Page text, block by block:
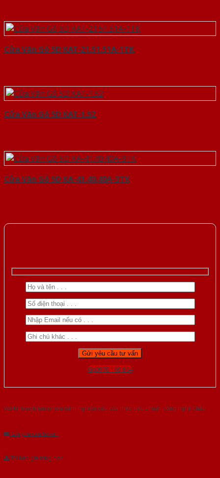
Cửa Vân Gỗ 5D KAT-21.51.51A-1TK
Cửa Vân Gỗ 5D KAT-1.52
Cửa Vân Gỗ 5D KA-41.40.40A-3TK
Gọi 0976.169.864
Với kinh nghiệm nhiêu năm nghiên cứu cửa theo tiêu chuẩn công nghệ Châu
Gửi yêu cầu tư vấn
Tải báo giá tổng hợp